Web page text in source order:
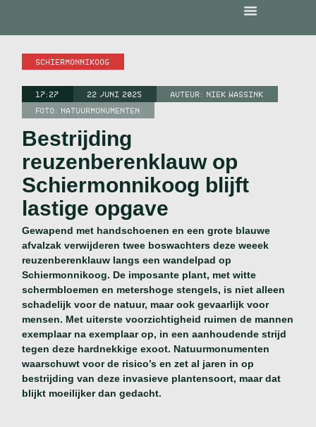
SCHIERMONNIKOOG
17:27 22 JUNI 2025 AUTEUR:NIEK WASSINK
FOTO: NATUURMONUMENTEN
Bestrijding
reuzenberenklauw op
Schiermonnikoog blijft
lastige opgave
Gewapend met handschoenen en een grote blauwe
afvalzak verwijderen twee boswachters deze weeek
reuzenberenklauw langs een wandelpad op
Schiermonnikoog. De imposante plant, met witte
schermbloemen en metershoge stengels, is niet alleen
schadelijk voor de natuur, maar ook gevaarlijk voor
mensen. Met uiterste voorzichtigheid ruimen de mannen
exemplaar na exemplaar op, in een aanhoudende strijd
tegen deze hardnekkige exoot. Natuurmonumenten
waarschuwt voor de risico’s en zet al jaren in op
bestrijding van deze invasieve plantensoort, maar dat
blijkt moeilijker dan gedacht.